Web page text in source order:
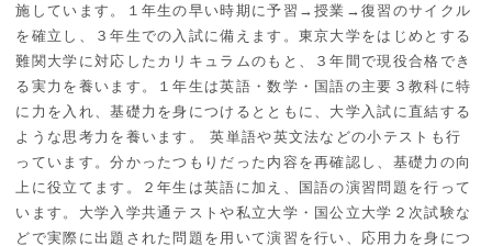
施しています。１年生の早い時期に予習→授業→復習のサイクル
を確立し、３年生での入試に備えます。東京大学をはじめとする
難関大学に対応したカリキュラムのもと、３年間で現役合格でき
る実力を養います。１年生は英語・数学・国語の主要３教科に特
に力を入れ、基礎力を身につけるとともに、大学入試に直結する
ような思考力を養います。 英単語や英文法などの小テストも行
っています。分かったつもりだった内容を再確認し、基礎力の向
上に役立てます。２年生は英語に加え、国語の演習問題を行って
います。大学入学共通テストや私立大学・国公立大学２次試験な
どで実際に出題された問題を用いて演習を行い、応用力を身につ